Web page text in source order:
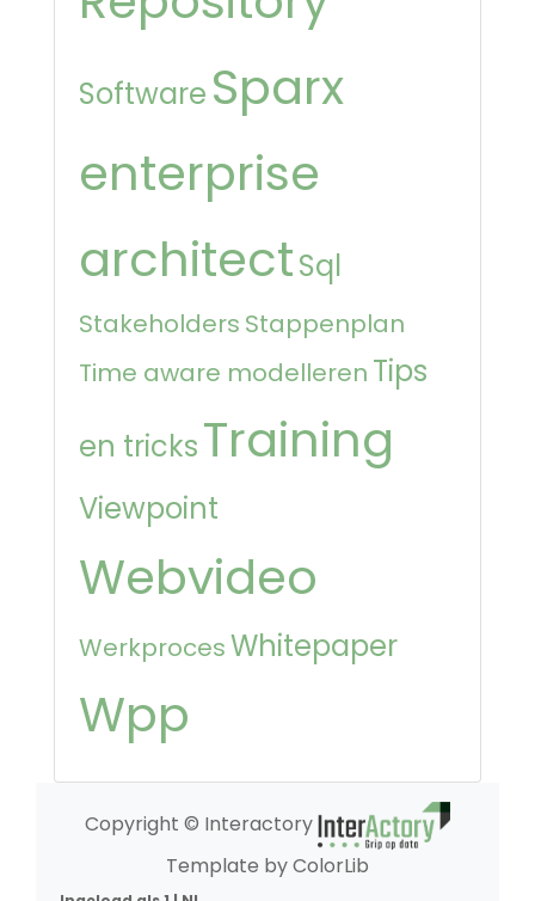
Software Sparx
enterprise
architectSql
Stakeholders Stappenplan
Time aware modelleren Tips
en tricksTraining
Viewpoint
Webvideo
WerkprocesWhitepaper
Wpp
Copyright © Interactory
Template by ColorLib